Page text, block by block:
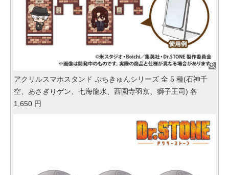
アクリルスマホスタンド ぷちきゅんシリーズ 全 5 種(石神千
空、あさぎりゲン、七海龍水、西園寺羽京、獅子王司) 各
1,650 円